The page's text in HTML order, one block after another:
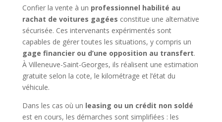
Confier la vente à un professionnel habilité au
rachat de voitures gagées constitue une alternative
sécurisée. Ces intervenants expérimentés sont
capables de gérer toutes les situations, y compris un
gage financier ou d’une opposition au transfert.
À Villeneuve-Saint-Georges, ils réalisent une estimation
gratuite selon la cote, le kilométrage et l’état du
véhicule.
Dans les cas où un leasing ou un crédit non soldé
est en cours, les démarches sont simplifiées : les